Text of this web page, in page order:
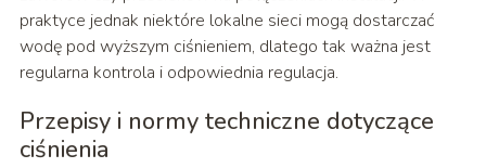
praktyce jednak niektóre lokalne sieci mogą dostarczać
wodę pod wyższym ciśnieniem, dlatego tak ważna jest
regularna kontrola i odpowiednia regulacja.
Przepisy i normy techniczne dotyczące
ciśnienia